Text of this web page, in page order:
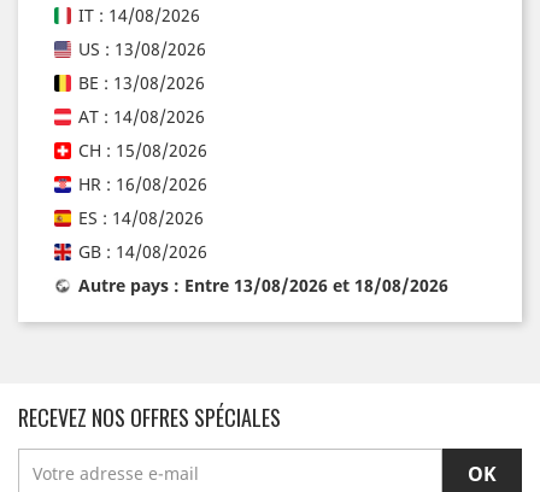
IT : 14/08/2026
US : 13/08/2026
BE : 13/08/2026
AT : 14/08/2026
CH : 15/08/2026
HR : 16/08/2026
ES : 14/08/2026
GB : 14/08/2026
Autre pays : Entre 13/08/2026 et 18/08/2026
RECEVEZ NOS OFFRES SPÉCIALES